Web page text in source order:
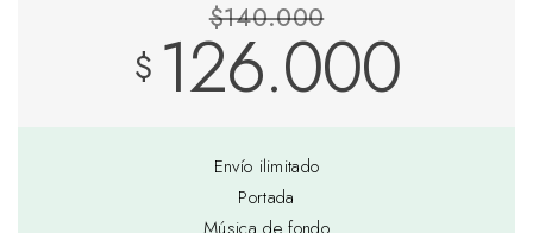
$140.000
$ 126.000
Envío ilimitado
Portada